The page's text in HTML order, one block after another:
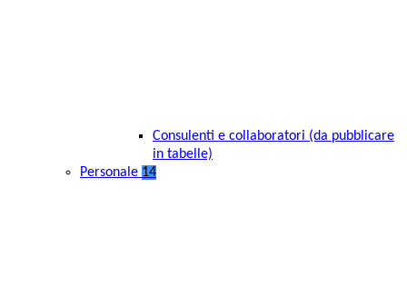
Consulenti e collaboratori (da pubblicare
in tabelle)
Personale 14